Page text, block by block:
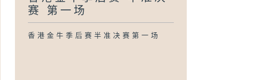
赛 第一场
香港金牛季后赛半准决赛第一场